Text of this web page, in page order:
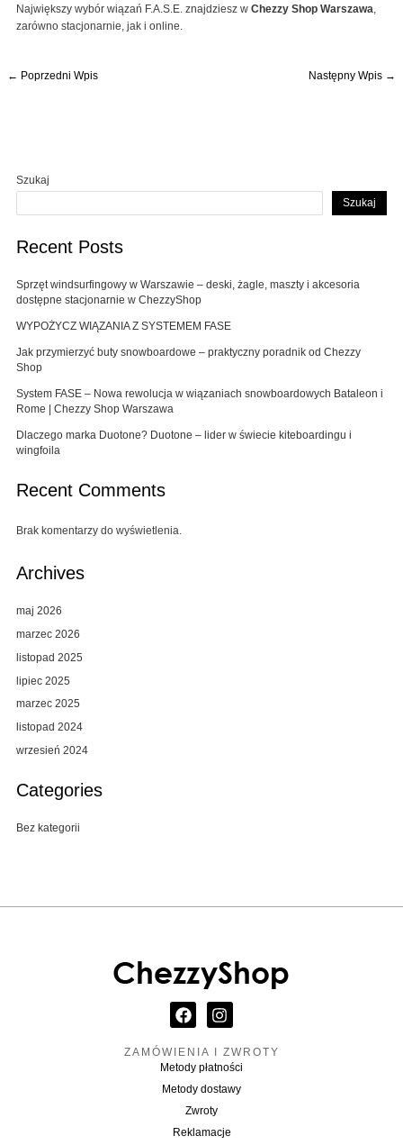
Największy wybór wiązań F.A.S.E. znajdziesz wChezzy Shop Warszawa,
zarówno stacjonarnie, jak i online.
← Poprzedni Wpis Następny Wpis →
Szukaj
Szukaj
Recent Posts
Sprzęt windsurfingowy w Warszawie – deski, żagle, maszty i akcesoria
dostępne stacjonarnie w ChezzyShop
WYPOŻYCZ WIĄZANIA Z SYSTEMEM FASE
Jak przymierzyć buty snowboardowe – praktyczny poradnik od Chezzy
Shop
System FASE – Nowa rewolucja w wiązaniach snowboardowych Bataleon i
Rome | Chezzy Shop Warszawa
Dlaczego marka Duotone? Duotone – lider w świecie kiteboardingu i
wingfoila
Recent Comments
Brak komentarzy do wyświetlenia.
Archives
maj 2026
marzec 2026
listopad 2025
lipiec 2025
marzec 2025
listopad 2024
wrzesień 2024
Categories
Bez kategorii
F
a
e
b
o
o
I
n
a
g
m
ZAMÓWIENIA I ZWROTY
Metody płatności
Metody dostawy
Zwroty
Reklamacje